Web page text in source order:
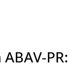
PR: